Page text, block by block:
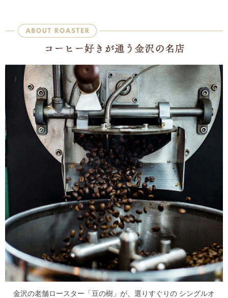
金沢の老舗ロースター「豆の樹」が、選りすぐりの シングルオ